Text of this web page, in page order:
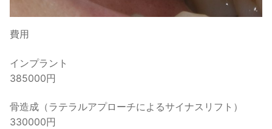
費用
インプラント
385000円
骨造成（ラテラルアプローチによるサイナスリフト）
330000円